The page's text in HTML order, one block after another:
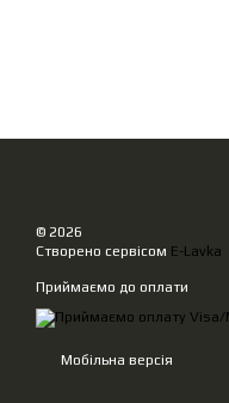
© 2026
Створено сервісом E-Lavka
Приймаємо до оплати
Мобільна версія